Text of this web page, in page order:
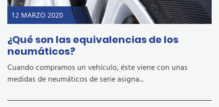
¿Qué son las equivalencias de los
neumáticos?
12 MARZO 2020
Cuando compramos un vehículo, éste viene con unas
medidas de neumáticos de serie asigna...